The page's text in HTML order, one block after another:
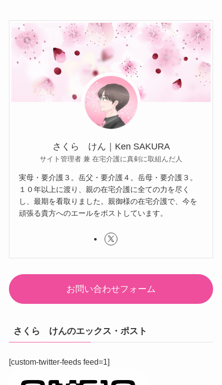
さくら けん｜Ken SAKURA
サイト管理者 兼 在宅介護に真剣に取組んだ人
実母・要介護３。岳父・要介護４。岳母・要介護３。
１０年以上に渡り、親の在宅介護に全ての力を尽く
し、最期を看取りました。親御様の在宅介護で、今を
頑張る貴方へのエールをポストしています。
お問い合わせフォーム
さくら けんのエックス・ポスト
[custom-twitter-feeds feed=1]